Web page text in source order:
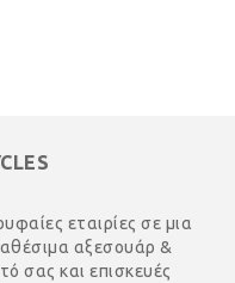
εταιρίες σε μια
αξεσουάρ &
σας και επισκευές